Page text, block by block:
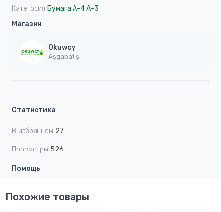
Категория Бумага А-4 А-3
Магазин
Okuwçy
Aşgabat ş.
Статистика
В избранном 27
Просмотры 526
Помощь
Похожие товары